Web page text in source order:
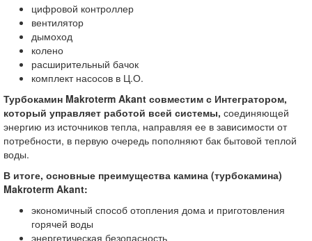
цифровой контроллер
вентилятор
дымоход
колено
расширительный бачок
комплект насосов в Ц.О.
Турбокамин Makroterm Akant совместим с Интегратором,
который управляет работой всей системы, соединяющей
энергию из источников тепла, направляя ее в зависимости от
потребности, в первую очередь пополняют бак бытовой теплой
воды.
В итоге, основные преимущества камина (турбокамина)
Makroterm Akant:
экономичный способ отопления дома и приготовления
горячей воды
энергетическая безопасность